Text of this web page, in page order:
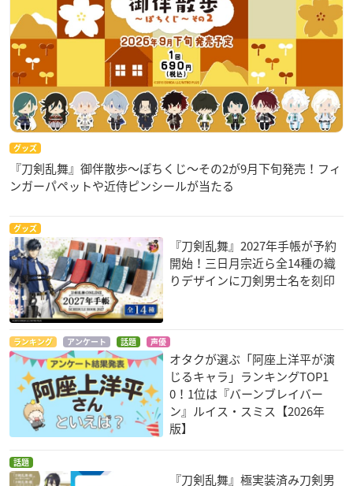
グッズ
『刀剣乱舞』御伴散歩～ぽちくじ～その2が9月下旬発売！フィ
ンガーパペットや近侍ピンシールが当たる
グッズ
『刀剣乱舞』2027年手帳が予約
開始！三日月宗近ら全14種の織
りデザインに刀剣男士名を刻印
ランキング アンケート 話題 声優
オタクが選ぶ「阿座上洋平が演
じるキャラ」ランキングTOP1
0！1位は『バーンブレイバー
ン』ルイス・スミス【2026年
版】
話題
『刀剣乱舞』極実装済み刀剣男